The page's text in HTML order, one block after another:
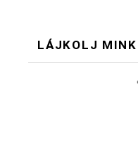
LÁJKOLJ